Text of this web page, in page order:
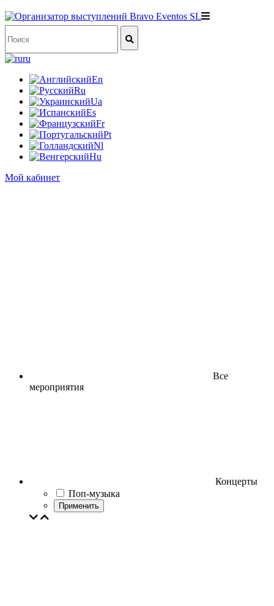
ru
En
Ru
Ua
Es
Fr
Pt
Nl
Hu
Мой кабинет
Все
мероприятия
Концерты
Поп-музыка
Применить